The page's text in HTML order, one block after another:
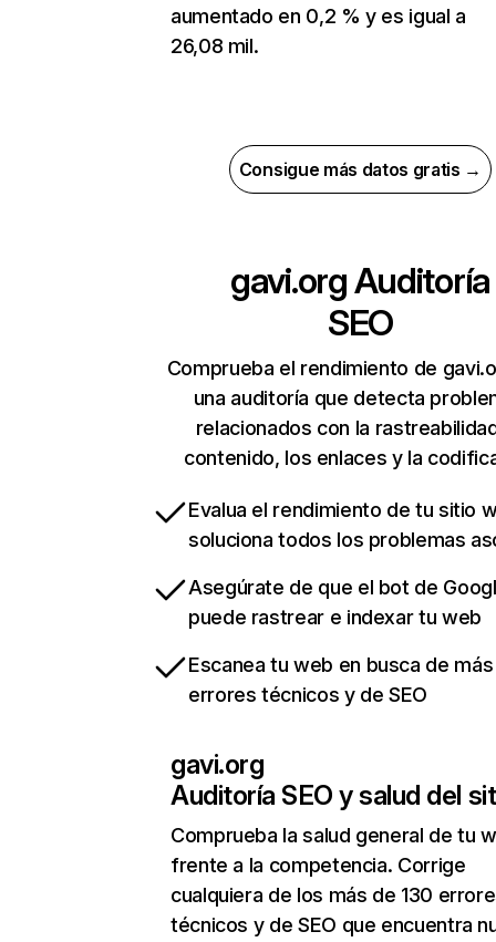
aumentado en 0,2 % y es igual a
26,08 mil.
Consigue más datos gratis →
gavi.orgAuditoría
SEO
Comprueba el rendimiento de
una auditoría que detecta
relacionados con la
contenido, los enlaces y la
Evalua el rendimiento de tu sitio
soluciona todos los problemas
Asegúrate de que el bot de
puede rastrear e indexar tu web
Escanea tu web en busca de
errores técnicos y de SEO
gavi.org
Auditoría SEO y salud del
Comprueba la salud general de tu
frente a la competencia. Corrige
cualquiera de los más de 130
técnicos y de SEO que encuentra